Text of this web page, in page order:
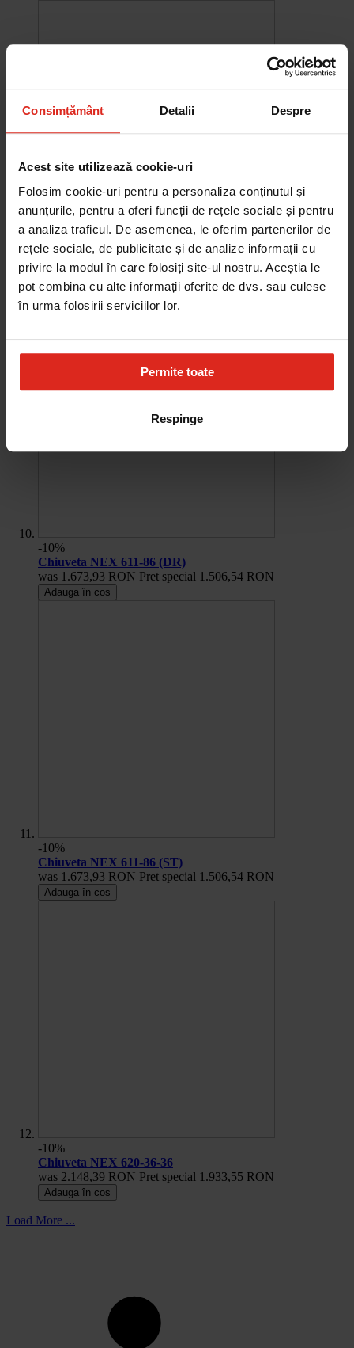
Consimțământ Detalii Despre
Acest site utilizează cookie-uri
Folosim cookie-uri pentru a personaliza conținutul și
anunțurile, pentru a oferi funcții de rețele sociale și pentru
a analiza traficul. De asemenea, le oferim partenerilor de
rețele sociale, de publicitate și de analize informații cu
privire la modul în care folosiți site-ul nostru. Aceștia le
pot combina cu alte informații oferite de dvs. sau culese
în urma folosirii serviciilor lor.
Permite toate
Respinge
-10%
Chiuveta Maris MRG 610-60
was 2.580,20 RON Pret special 2.322,18 RON
Adauga în cos
-10%
Chiuveta NEX 611-86 (DR)
was 1.673,93 RON Pret special 1.506,54 RON
Adauga în cos
-10%
Chiuveta NEX 611-86 (ST)
was 1.673,93 RON Pret special 1.506,54 RON
Adauga în cos
-10%
Chiuveta NEX 620-36-36
was 2.148,39 RON Pret special 1.933,55 RON
Adauga în cos
Load More ...